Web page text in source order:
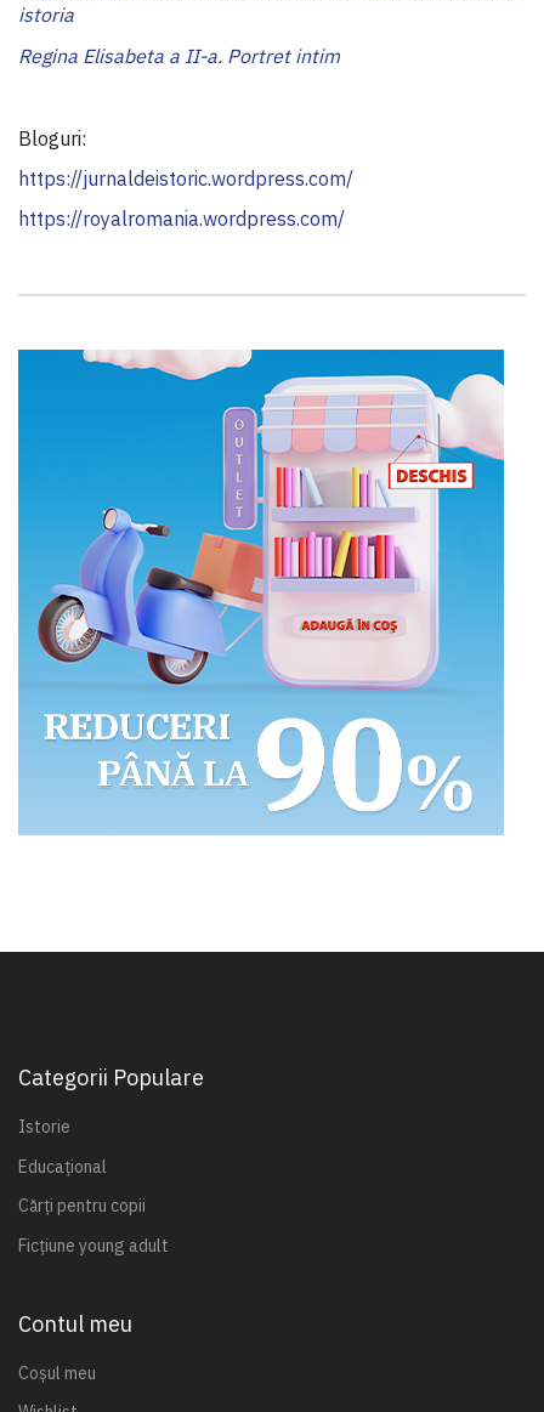
istoria
Regina Elisabeta a II-a. Portret intim
Bloguri:
https://jurnaldeistoric.wordpress.com/
https://royalromania.wordpress.com/
Categorii Populare
Istorie
Educațional
Cărți pentru copii
Ficțiune young adult
Contul meu
Coșul meu